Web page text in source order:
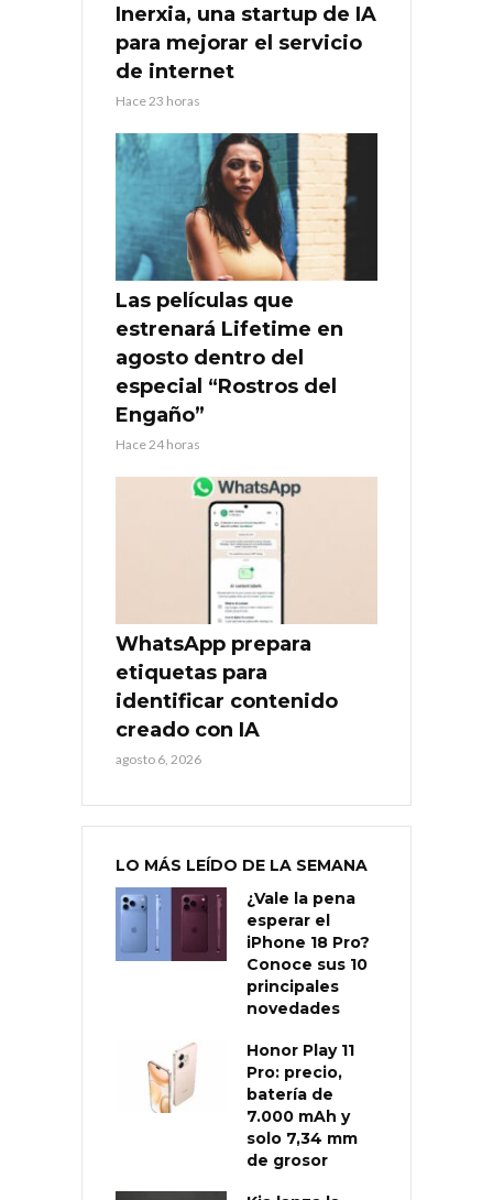
Inerxia, una startup de IA
para mejorar el servicio
de internet
Hace 23 horas
Las películas que
estrenará Lifetime en
agosto dentro del
especial “Rostros del
Engaño”
Hace 24 horas
WhatsApp prepara
etiquetas para
identificar contenido
creado con IA
agosto 6, 2026
LO MÁS LEÍDO DE LA SEMANA
¿Vale la pena
esperar el
iPhone 18 Pro?
Conoce sus 10
principales
novedades
Honor Play 11
Pro: precio,
batería de
7.000 mAh y
solo 7,34 mm
de grosor